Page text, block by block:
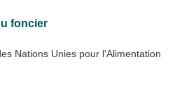
foncier
Nations Unies pour l'Alimentation